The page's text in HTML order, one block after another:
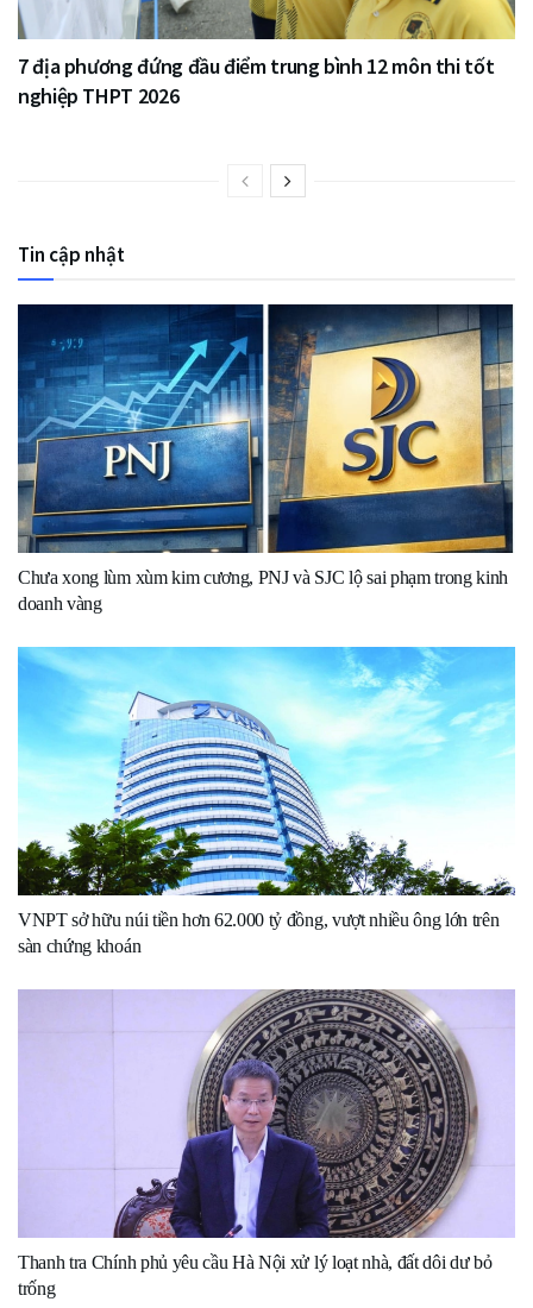
7 địa phương đứng đầu điểm trung bình 12 môn thi tốt
nghiệp THPT 2026
Tin cập nhật
Chưa xong lùm xùm kim cương, PNJ và SJC lộ sai phạm trong kinh
doanh vàng
VNPT sở hữu núi tiền hơn 62.000 tỷ đồng, vượt nhiều ông lớn trên
sàn chứng khoán
Thanh tra Chính phủ yêu cầu Hà Nội xử lý loạt nhà, đất dôi dư bỏ
trống